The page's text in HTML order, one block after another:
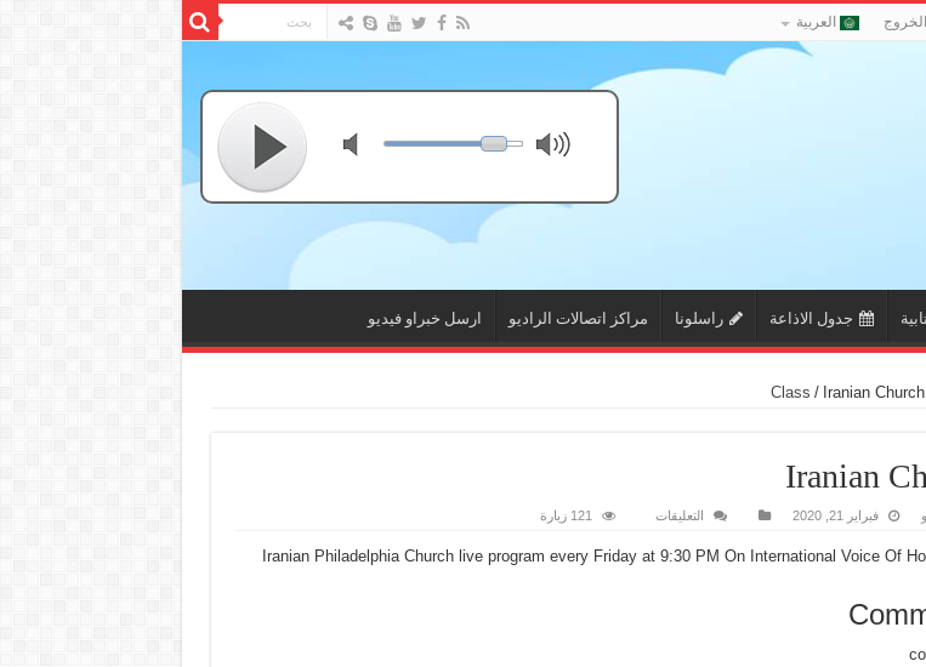
العربية
جدول الاذاعة راسلونا مراكز اتصالات الراديو ارسل خبراو فيديو
Class / Iranian Church
Iranian
فبراير 21, 2020 التعليقات
مغلقة
121 زيارة
Iranian Philadelphia Church live program every Friday at 9:30 PM On International Voice Of